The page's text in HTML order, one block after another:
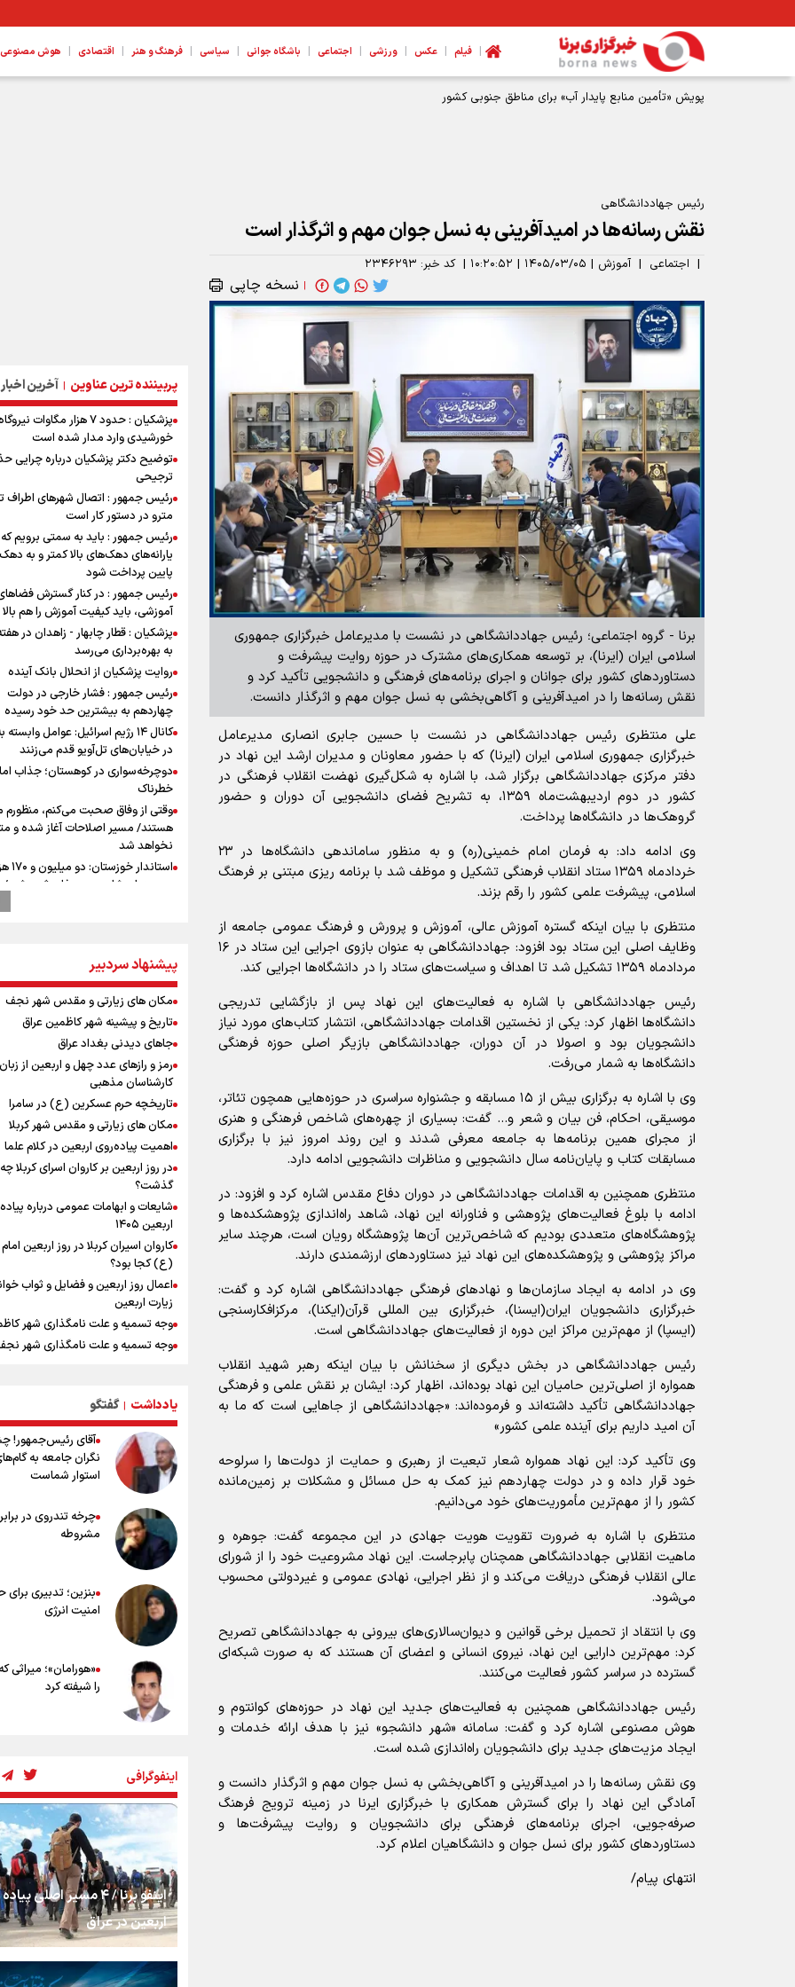
| فیلم | عکس | ورزشی | اجتماعی | باشگاه جوانی | سیاسی | فرهنگ و هنر | اقتصادی | هوش مصنوعی،
پویش «تأمین منابع پایدار آب» برای مناطق جنوبی کشور
رئیس جهاددانشگاهی
نقش رسانه‌ها در امیدآفرینی به نسل جوان مهم و اثرگذار است
| اجتماعی | آموزش | ۱۴۰۵/۰۳/۰۵ | ۱۰:۲۰:۵۲ | کد خبر: ۲۳۴۶۲۹۳
| نسخه چاپی
برنا - گروه اجتماعی؛ رئیس جهاددانشگاهی در نشست با مدیرعامل خبرگزاری جمهوری
اسلامی ایران (ایرنا)، بر توسعه همکاری‌های مشترک در حوزه روایت پیشرفت و
دستاورد‌های کشور برای جوانان و اجرای برنامه‌های فرهنگی و دانشجویی تأکید کرد و
نقش رسانه‌ها را در امیدآفرینی و آگاهی‌بخشی به نسل جوان مهم و اثرگذار دانست.
علی منتظری رئیس جهاددانشگاهی در نشست با حسین جابری انصاری مدیرعامل
خبرگزاری جمهوری اسلامی ایران (ایرنا) که با حضور معاونان و مدیران ارشد این نهاد در
دفتر مرکزی جهاددانشگاهی برگزار شد، با اشاره به شکل‌گیری نهضت انقلاب فرهنگی در
کشور در دوم اردیبهشت‌ماه ۱۳۵۹، به تشریح فضای دانشجویی آن دوران و حضور
گروهک‌ها در دانشگاه‌ها پرداخت.
وی ادامه داد: به فرمان امام خمینی(ره) و به منظور ساماندهی دانشگاه‌ها در ۲۳
خردادماه ۱۳۵۹ ستاد انقلاب فرهنگی تشکیل و موظف شد با برنامه ریزی مبتنی بر فرهنگ
اسلامی، پیشرفت علمی کشور را رقم بزند.
منتظری با بیان اینکه گستره آموزش عالی، آموزش و پرورش و فرهنگ عمومی جامعه از
وظایف اصلی این ستاد بود افزود: جهاددانشگاهی به عنوان بازوی اجرایی این ستاد در ۱۶
مردادماه ۱۳۵۹ تشکیل شد تا اهداف و سیاست‌های ستاد را در دانشگاه‌ها اجرایی کند.
رئیس جهاددانشگاهی با اشاره به فعالیت‌های این نهاد پس از بازگشایی تدریجی
دانشگاه‌ها اظهار کرد: یکی از نخستین اقدامات جهاددانشگاهی، انتشار کتاب‌های مورد نیاز
دانشجویان بود و اصولا در آن دوران، جهاددانشگاهی بازیگر اصلی حوزه فرهنگی
دانشگاه‌ها به شمار می‌رفت.
وی با اشاره به برگزاری بیش از ۱۵ مسابقه و جشنواره سراسری در حوزه‌هایی همچون تئاتر،
موسیقی، احکام، فن بیان و شعر و... گفت: بسیاری از چهره‌های شاخص فرهنگی و هنری
از مجرای همین برنامه‌ها به جامعه معرفی شدند و این روند امروز نیز با برگزاری
مسابقات کتاب و پایان‌نامه سال دانشجویی و مناظرات دانشجویی ادامه دارد.
منتظری همچنین به اقدامات جهاددانشگاهی در دوران دفاع مقدس اشاره کرد و افزود: در
ادامه با بلوغ فعالیت‌های پژوهشی و فناورانه این نهاد، شاهد راه‌اندازی پژوهشکده‌ها و
پژوهشگاه‌های متعددی بودیم که شاخص‌ترین آن‌ها پژوهشگاه رویان است، هرچند سایر
مراکز پژوهشی و پژوهشکده‌های این نهاد نیز دستاوردهای ارزشمندی دارند.
وی در ادامه به ایجاد سازمان‌ها و نهادهای فرهنگی جهاددانشگاهی اشاره کرد و گفت:
خبرگزاری دانشجویان ایران(ایسنا)، خبرگزاری بین المللی قرآن(ایکنا)، مرکزافکارسنجی
(ایسپا) از مهم‌ترین مراکز این دوره از فعالیت‌های جهاددانشگاهی است.
رئیس جهاددانشگاهی در بخش دیگری از سخنانش با بیان اینکه رهبر شهید انقلاب
همواره از اصلی‌ترین حامیان این نهاد بوده‌اند، اظهار کرد: ایشان بر نقش علمی و فرهنگی
جهاددانشگاهی تأکید داشته‌اند و فرموده‌اند: «جهاددانشگاهی از جاهایی است که ما به
آن امید داریم برای آینده علمی کشور»
وی تأکید کرد: این نهاد همواره شعار تبعیت از رهبری و حمایت از دولت‌ها را سرلوحه
خود قرار داده و در دولت چهاردهم نیز کمک به حل مسائل و مشکلات بر زمین‌مانده
کشور را از مهم‌ترین مأموریت‌های خود می‌دانیم.
منتظری با اشاره به ضرورت تقویت هویت جهادی در این مجموعه گفت: جوهره و
ماهیت انقلابی جهاددانشگاهی همچنان پابرجاست. این نهاد مشروعیت خود را از شورای
عالی انقلاب فرهنگی دریافت می‌کند و از نظر اجرایی، نهادی عمومی و غیردولتی محسوب
می‌شود.
وی با انتقاد از تحمیل برخی قوانین و دیوان‌سالاری‌های بیرونی به جهاددانشگاهی تصریح
کرد: مهم‌ترین دارایی این نهاد، نیروی انسانی و اعضای آن هستند که به صورت شبکه‌ای
گسترده در سراسر کشور فعالیت می‌کنند.
رئیس جهاددانشگاهی همچنین به فعالیت‌های جدید این نهاد در حوزه‌های کوانتوم و
هوش مصنوعی اشاره کرد و گفت: سامانه «شهر دانشجو» نیز با هدف ارائه خدمات و
ایجاد مزیت‌های جدید برای دانشجویان راه‌اندازی شده است.
وی نقش رسانه‌ها را در امیدآفرینی و آگاهی‌بخشی به نسل جوان مهم و اثرگذار دانست و
آمادگی این نهاد را برای گسترش همکاری با خبرگزاری ایرنا در زمینه ترویج فرهنگ
صرفه‌جویی، اجرای برنامه‌های فرهنگی برای دانشجویان و روایت پیشرفت‌ها و
دستاوردهای کشور برای نسل جوان و دانشگاهیان اعلام کرد.
انتهای پیام/
پربیننده ترین عناوین | آخرین اخبار
پزشکیان : حدود ۷ هزار مگاوات
خورشیدی وارد مدار شده است
توضیح دکتر پزشکیان درباره چرایی
ترجیحی
رئیس جمهور : اتصال شهرهای اطراف
مترو در دستور کار است
رئیس جمهور : باید به سمتی برویم که
یارانه‌های دهک‌های بالا کمتر و به
پایین پرداخت شود
رئیس جمهور : در کنار گسترش
آموزشی، باید کیفیت آموزش را هم بالا
پزشکیان : قطار چابهار - زاهدان در
به بهره‌برداری می‌رسد
روایت پزشکیان از انحلال بانک آینده
رئیس جمهور : فشار خارجی در دولت
چهاردهم به بیشترین حد خود رسیده
کانال ۱۴ رژیم اسرائیل: عوامل
در خیابان‌های تل‌آویو قدم می‌زنند
دوچرخه‌سواری در کوهستان؛ جذاب
خطرناک
وقتی از وفاق صحبت می‌کنم، منظورم
هستند/ مسیر اصلاحات آغاز شده و
نخواهد شد
در مرزهای شلمچه و چذابه ثبت شد /
هزار موکب در
باکو برای امضای سند برنامه اجرایی با
آذربایجانی
تمرین تئاتر واگن ۱۵۰
رهبر شهید انقلاب: ادّعاهای دروغین
آمریکایی‌ها باید افشا شود
امضای سند همکاری سه‌ساله ورزش و
ایران و آذربایجان/ بازدید وزیر ورزش
مجموعه ملی تیراندازی و جودو
یحیی سریع: در عملیاتی گسترده
نظامی وابسته به عربستان را هدف قرار
کانادا دو مظنون تیراندازی در نزدیکی
کنسولگری آمریکا را بازداشت کرد
نصیری: امیدوارم با خوشرنگ‌ترین
ایران برگردیم/ حضور شهاب حسینی در
تیم انگیزه می‌دهد/ امیدوارم پرسپولیس
فصل موفقی داشته باشد
افزایش تعداد قربانیان تیراندازی در
تایلندی
میان صعود و سقوط
دانیال شه‌بخش: اردوی ازبکستان
تیم ملی را بالا برد/ برای مدال ناگویا
مرداد ۱۴۰۵ /اونس جهانی رکورد زد، بازار
داخلی در انتظار تعیین تکلیف دلار
از گوشت ۴ هزار تومانی تا بازار
افت ۳۰ درصدی قیمت دام، گوشت
نمی‌شود
کیلوگرم : امیدوارم با خوشرنگ‌ترین
ایران برگردیم
پیشنهاد سردبیر
مکان های زیارتی و مقدس شهر نجف
تاریخ و پیشینه شهر کاظمین عراق
جاهای دیدنی بغداد عراق
رمز و رازهای عدد چهل و اربعین از زبان
کارشناسان مذهبی
تاریخچه حرم عسکرین (ع) در سامرا
مکان های زیارتی و مقدس شهر کربلا
اهمیت پیاده‌روی اربعین در کلام علما
در روز اربعین بر کاروان اسرای کربلا چه
گذشت؟
شایعات و ابهامات عمومی درباره
اربعین ۱۴۰۵
کاروان اسیران کربلا در روز اربعین
(ع) کجا بود؟
اعمال روز اربعین و فضایل و ثواب
زیارت اربعین
وجه تسمیه و علت نامگذاری شهر
وجه تسمیه و علت نامگذاری شهر
وجه تسمیه و علت نامگذاری شهر سامرا
وجه تسمیه و علت نامگذاری شهر کربلا
بهترین موکب‌های ایرانی در پیاده روی
۱۴۰۵
توصیه هایی مهم برای پیچ خوردگی پا در
پیاده روی اربعین
خطرات پیاده روی اربعین/ ۷
سفری ایمن و معنوی
۲۰ نکته دوستانه درباره پیاده روی
عراقی ها
یادداشت | گفتگو
آقای رئیس‌جمهور!
نگران جامعه به
استوار شماست
چرخه تندروی در
مشروطه
بنزین؛ تدبیری
امنیت انرژی
«هورامان»؛ میراثی
را شیفته کرد
رسانه ملی و حق
شنیدن صدای
روایت ایران از کنار
از طلوع خیابان‌ها تا
اینفوگرافی
اینفو برنا / ۴ مسیر اصلی
اربعین در عراق